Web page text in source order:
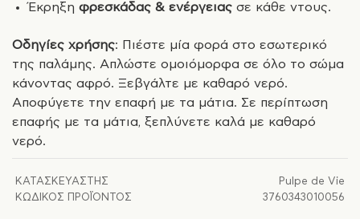
Έκρηξη φρεσκάδας & ενέργειας σε κάθε ντους.
Οδηγίες χρήσης: Πιέστε μία φορά στο εσωτερικό
της παλάμης. Απλώστε ομοιόμορφα σε όλο το σώμα
κάνοντας αφρό. Ξεβγάλτε με καθαρό νερό.
Αποφύγετε την επαφή με τα μάτια. Σε περίπτωση
επαφής με τα μάτια, ξεπλύνετε καλά με καθαρό
νερό.
ΚΑΤΑΣΚΕΥΑΣΤΉΣ
Pulpe de Vie
ΚΩΔΙΚΌΣ ΠΡΟΪΌΝΤΟΣ
3760343010056